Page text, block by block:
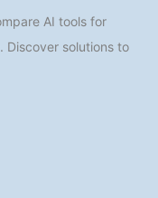
AI tools for
solutions to